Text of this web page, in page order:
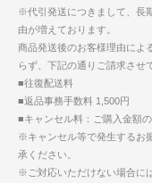
※代引発送につきまして、長
由が増えております。
商品発送後のお客様理由によ
らず、下記の通りご請求させ
■往復配送料
■返品事務手数料 1,500円
■キャンセル料：ご購入金額の
※キャンセル等で発生するお
承ください。
※ご対応いただけない場合に